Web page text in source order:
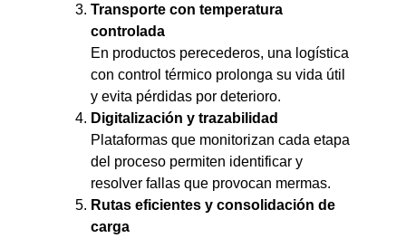
Transporte con temperatura
controlada
En productos perecederos, una logística
con control térmico prolonga su vida útil
y evita pérdidas por deterioro.
Digitalización y trazabilidad
Plataformas que monitorizan cada etapa
del proceso permiten identificar y
resolver fallas que provocan mermas.
Rutas eficientes y consolidación de
carga